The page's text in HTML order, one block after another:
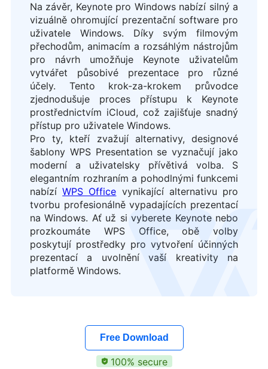
Na závěr, Keynote pro Windows nabízí silný a
vizuálně ohromující prezentační software pro
uživatele Windows. Díky svým filmovým
přechodům, animacím a rozsáhlým nástrojům
pro návrh umožňuje Keynote uživatelům
vytvářet působivé prezentace pro různé
účely. Tento krok-za-krokem průvodce
zjednodušuje proces přístupu k Keynote
prostřednictvím iCloud, což zajišťuje snadný
přístup pro uživatele Windows.
Pro ty, kteří zvažují alternativy, designové
šablony WPS Presentation se vyznačují jako
moderní a uživatelsky přívětivá volba. S
elegantním rozhraním a pohodlnými funkcemi
nabízíWPS Office vynikající alternativu pro
tvorbu profesionálně vypadajících prezentací
na Windows. Ať už si vyberete Keynote nebo
prozkoumáte WPS Office, obě volby
poskytují prostředky pro vytvoření účinných
prezentací a uvolnění vaší kreativity na
platformě Windows.
Free Download
100% secure